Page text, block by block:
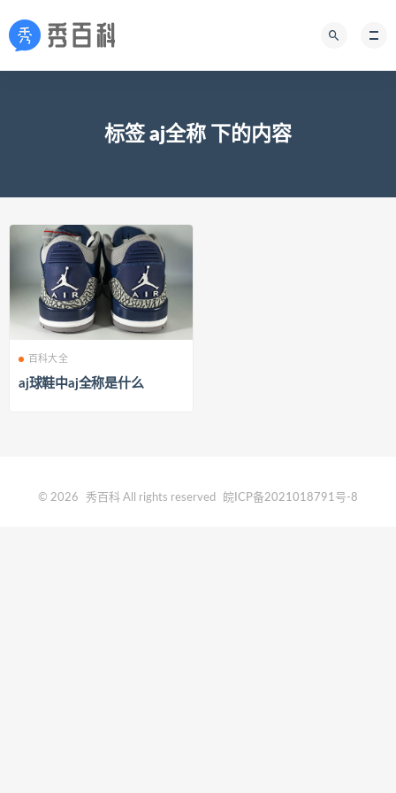
标签 aj全称 下的内容
百科大全
aj球鞋中aj全称是什么
© 2026 秀百科 All rights reserved 皖ICP备2021018791号-8